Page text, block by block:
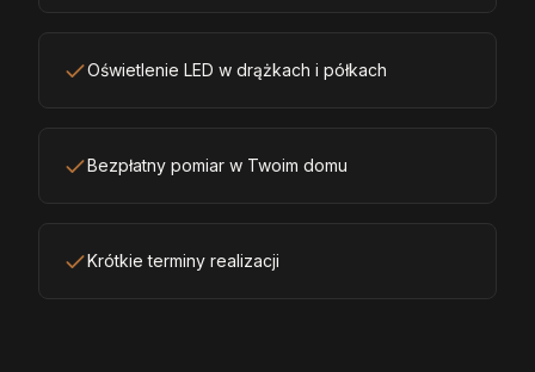
Oświetlenie LED w drążkach i półkach
Bezpłatny pomiar w Twoim domu
Krótkie terminy realizacji